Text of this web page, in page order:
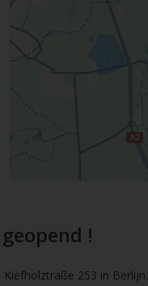
!
253 in Berlijn.